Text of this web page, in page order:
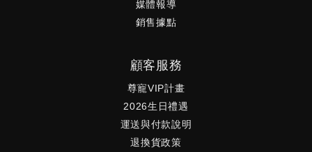
媒體報導
銷售據點
顧客服務
尊寵VIP計畫
2026生日禮遇
運送與付款說明
退換貨政策